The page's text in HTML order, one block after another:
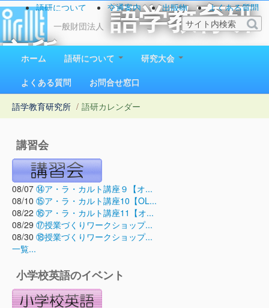
一般財団法人
語学教育研
究所
1923（大正12）年創立
語研について 交通案内 出版物
よくある質問
お問い合わせ
ホーム 語研について
研究大会
よくある質問
お問合せ窓口
語学教育研究所 / 語研カレンダー
講習会
08/07 ⑭ア・ラ・カルト講座９【オ...
08/10 ⑮ア・ラ・カルト講座10【OL...
08/22 ⑯ア・ラ・カルト講座11【オ...
08/29 ⑰授業づくりワークショップ...
08/30 ⑱授業づくりワークショップ...
一覧...
小学校英語のイベント